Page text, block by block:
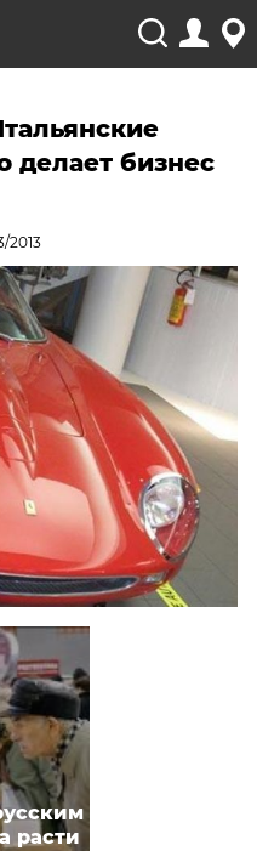
делает бизнес
2013
расти